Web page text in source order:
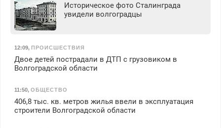
Историческое фото Сталинграда
увидели волгоградцы
12:09, ПРОИСШЕСТВИЯ
Двое детей пострадали в ДТП с грузовиком в
Волгоградской области
11:50, ОБЩЕСТВО
406,8 тыс. кв. метров жилья ввели в эксплуатация
строители Волгоградской области